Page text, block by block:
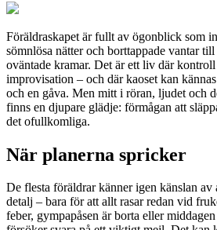
Föräldraskapet är fullt av ögonblick som
sömnlösa nätter och borttappade vantar
oväntade kramar. Det är ett liv där
improvisation – och där kaoset kan
och en gåva. Men mitt i röran, ljudet och
finns en djupare glädje: förmågan att
det ofullkomliga.
När planerna spricker
De flesta föräldrar känner igen känslan av
detalj – bara för att allt rasar redan vid
feber, gympapåsen är borta eller